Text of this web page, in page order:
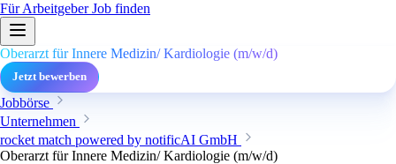
Für ArbeitgeberJob finden
Oberarzt für Innere Medizin/ Kardiologie (m/w/d)
Jetzt bewerben
Jobbörse
Unternehmen
rocket match powered by notificAI GmbH
Oberarzt für Innere Medizin/ Kardiologie (m/w/d)